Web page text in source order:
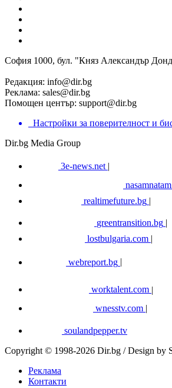
София 1000, бул. "Княз Александър
Редакция: info@dir.bg
Реклама: sales@dir.bg
Помощен център: support@dir.bg
Настройки за поверителност и
Dir.bg Media Group
3e-news.net |
realtimefuture.bg |
greentransition.bg |
lostbulgaria.com |
webreport.bg
worktalent.com |
wnesstv.com |
soulandpepper.tv
Copyright © 1998-2026 Dir.bg / Design by
Реклама
Контакти